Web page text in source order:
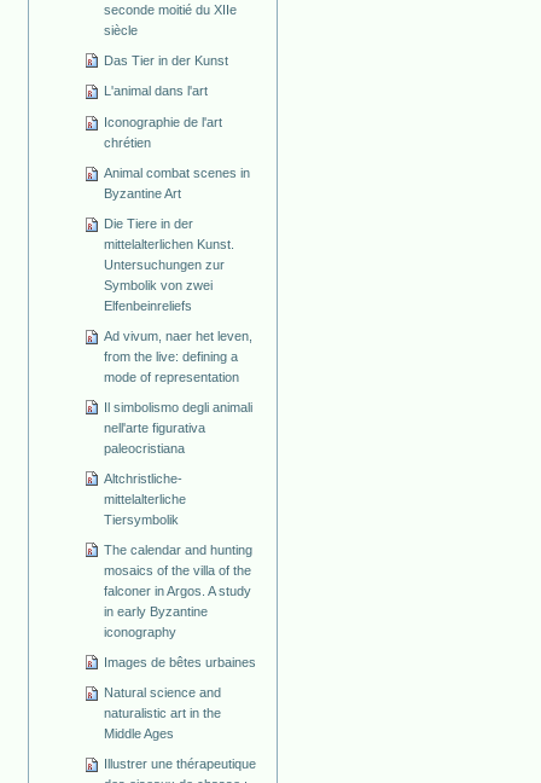
seconde moitié du XIIe
siècle
Das Tier in der Kunst
L'animal dans l'art
Iconographie de l'art
chrétien
Animal combat scenes in
Byzantine Art
Die Tiere in der
mittelalterlichen Kunst.
Untersuchungen zur
Symbolik von zwei
Elfenbeinreliefs
Ad vivum, naer het leven,
from the live: defining a
mode of representation
Il simbolismo degli animali
nell'arte figurativa
paleocristiana
Altchristliche-
mittelalterliche
Tiersymbolik
The calendar and hunting
mosaics of the villa of the
falconer in Argos. A study
in early Byzantine
iconography
Images de bêtes urbaines
Natural science and
naturalistic art in the
Middle Ages
Illustrer une thérapeutique